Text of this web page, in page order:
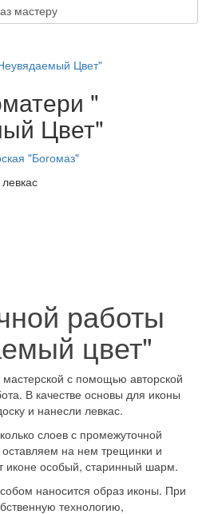
"
Цвет"
"Богомаз"
работы
цвет"
с помощью авторской
В качестве основы для иконы
и нанесли левкас.
слоев с промежуточной
на нем трещинки и
иконе особый, старинный шарм.
наносится образ иконы. При
технологию,